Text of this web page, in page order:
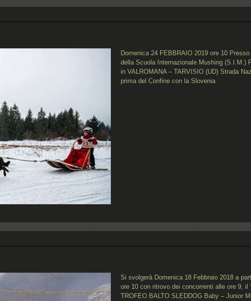
Domenica 24 FEBBRAIO 2019 ore 10
della Scuola Internazionale Mushing (S.I.M.)
in VALROMANA – TARVISIO (UD) Strada
prima del Confine con la Slovenia
Si svolgerà Domenica 18 Febbraio 2018 a
ore 10 con ritrovo dei concorrenti alle ore 9, il
TROFEO BALTO SLEDDOG Baby – Junior